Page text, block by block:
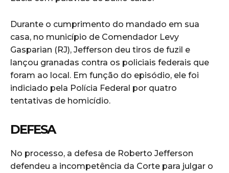
Durante o cumprimento do mandado em sua
casa, no município de Comendador Levy
Gasparian (RJ), Jefferson deu tiros de fuzil e
lançou granadas contra os policiais federais que
foram ao local. Em função do episódio, ele foi
indiciado pela Polícia Federal por quatro
tentativas de homicídio.
DEFESA
No processo, a defesa de Roberto Jefferson
defendeu a incompetência da Corte para julgar o